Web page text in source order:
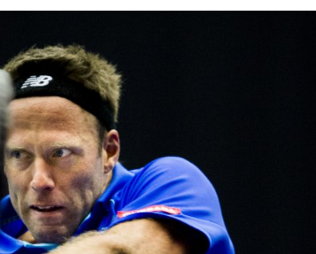
HUVUDPARTNERS